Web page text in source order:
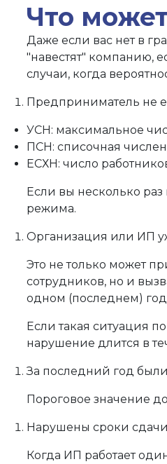
Что
Даже если вас нет в
"навестят" компанию,
случаи, когда
Предприниматель не
УСН: максимальное
ПСН: списочная
ЕСХН: число
Если вы несколько
режима.
Организация или ИП
Это не только может
сотрудников, но и
одном (последнем)
Если такая ситуация
нарушение длится в
За последний год
Пороговое значение
Нарушены сроки сдачи
Когда ИП работает